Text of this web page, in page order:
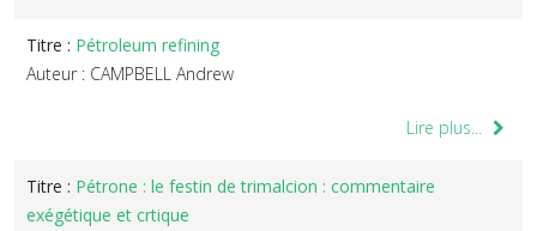
Titre : Pétroleum refining
Auteur : CAMPBELL Andrew
Lire plus...
Titre : Pétrone : le festin de trimalcion : commentaire
exégétique et crtique